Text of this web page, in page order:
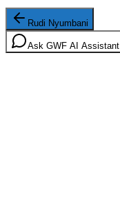
Rudi Nyumbani
Ask GWF AI Assistant